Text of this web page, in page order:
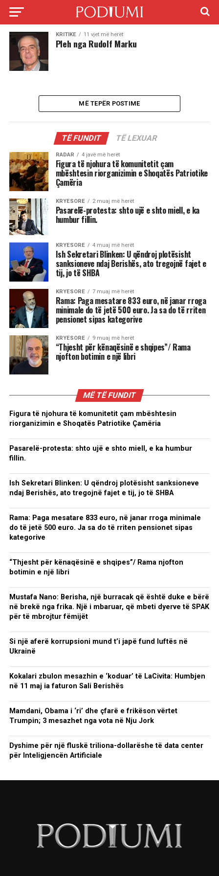
KRITIKE 11 vjet më herët
Pleh nga Rudolf Marku
MË TEPËR POSTIME
TË FUNDIT TË LEXUAR
RADAR 4 javë më herët
Figura të njohura të komunitetit çam
mbështesin riorganizimin e Shoqatës Patriotike
Çamëria
KRYESORE 2 muaj më herët
Pasarelë-protesta: shto ujë e shto miell, e ka
humbur fillin.
KRYESORE 4 muaj më herët
Ish Sekretari Blinken: U qëndroj plotësisht
sanksioneve ndaj Berishës, ato tregojnë fajet e
tij, jo të SHBA
KRYESORE 7 muaj më herët
Rama: Paga mesatare 833 euro, në janar rroga
minimale do të jetë 500 euro. Ja sa do të rriten
pensionet sipas kategorive
KRYESORE 9 muaj më herët
“Thjesht për kënaqësinë e shqipes”/ Rama
njofton botimin e një libri
MË TË FUNDIT
Figura të njohura të komunitetit çam mbështesin
riorganizimin e Shoqatës Patriotike Çamëria
Pasarelë-protesta: shto ujë e shto miell, e ka humbur
fillin.
Ish Sekretari Blinken: U qëndroj plotësisht sanksioneve
ndaj Berishës, ato tregojnë fajet e tij, jo të SHBA
Rama: Paga mesatare 833 euro, në janar rroga minimale
do të jetë 500 euro. Ja sa do të rriten pensionet sipas
kategorive
“Thjesht për kënaqësinë e shqipes”/ Rama njofton
botimin e një libri
Mustafa Nano: Berisha, një burracak që është duke e bërë
në brekë nga frika. Një i mbaruar, që mbeti dyerve të SPAK
për të mbrojtur fëmijët
Si një aferë korrupsioni mund t’i japë fund luftës në
Ukrainë
Kokalari zbulon mesazhin e ‘koduar’ të LaCivita: Humbjen
në 11 maj ia faturon Sali Berishës
Mamdani, Obama i ‘ri’ dhe çfarë e frikëson vërtet
Trumpin; 3 mesazhet nga vota në Nju Jork
Dyshime për një fluskë triliona-dollarëshe të data center
për Inteligjencën Artificiale